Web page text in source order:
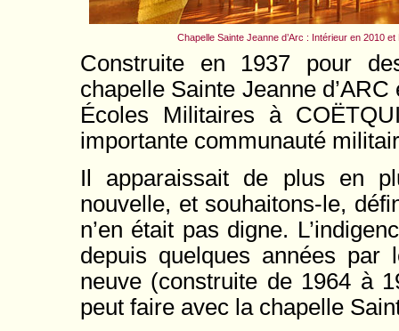
Chapelle Sainte Jeanne d’Arc : Intérieur en 2010
Construite en 1937 pour
chapelle Sainte Jeanne
Écoles Militaires à
importante communauté
Il apparaissait de plus en
nouvelle, et souhaitons-le,
n’en était pas digne.
depuis quelques années par
neuve (construite de 1964 à
peut faire avec la chapelle